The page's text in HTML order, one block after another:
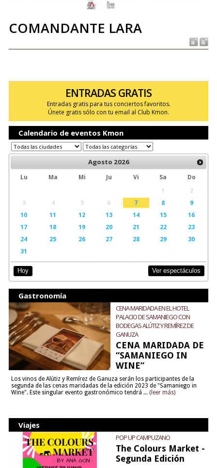
COMANDANTE LARA
ENTRADAS GRATIS
Entradas gratis para tus conciertos favoritos.
Únete gratis sólo con tu email al Club Kmon.
Calendario de eventos Kmon
Agosto 2026
Lu Ma Mi Ju Vi Sa
Do
1
2
3
4 5 6 7 8
9
10
11 12 13 14 15
16
17
18 19 20 21 22
23
24
25 26 27 28 29
30
31
Hoy Ver espectáculos
Gastronomía
CENA MARIDADA EN EL HOTEL
PALACIO DE SAMANIEGO CON
BODEGAS ALÚTIZ Y REMÍREZ DE
GANUZA
CENA MARIDADA DE
“SAMANIEGO IN
WINE”
Los vinos de Alútiz y Remírez de Ganuza serán los participantes de la
segunda de las cenas maridadas de la edición 2023 de "Samaniego in
Wine". Este singular evento gastronómico tendrá ... (leer más)
Viajes
POP UP CAMPUZANO
The Colours Market -
Segunda Edición